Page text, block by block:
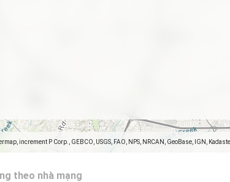
increment P Corp., GEBCO, USGS, FAO, NPS, NRCAN, GeoBase, IGN,
theo nhà mạng